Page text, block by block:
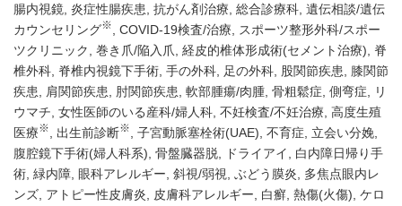
腸内視鏡 炎症性腸疾患 抗がん剤治療 総合診療科 遺伝相談/遺伝
カウンセリング※ COVID-19検査/治療
スポーツ整形外科/スポー
ツクリニック
巻き爪/陥入爪 経皮的椎体形成術(セメント治療)
脊
椎外科 脊椎内視鏡下手術 手の外科 足の外科 股関節疾患
膝関節
疾患
肩関節疾患 肘関節疾患 軟部腫瘍/肉腫 骨粗鬆症 側弯症
リ
ウマチ 女性医師のいる産科/婦人科 不妊検査/不妊治療 高度生殖
医療※ 出生前診断※ 子宮動脈塞栓術(UAE) 不育症
立会い分娩
腹腔鏡下手術(婦人科系) 骨盤臓器脱 ドライアイ
白内障日帰り手
術 緑内障 眼科アレルギー 斜視/弱視 ぶどう膜炎
多焦点眼内レ
ンズ アトピー性皮膚炎 皮膚科アレルギー 白癬 熱傷(火傷) ケロ